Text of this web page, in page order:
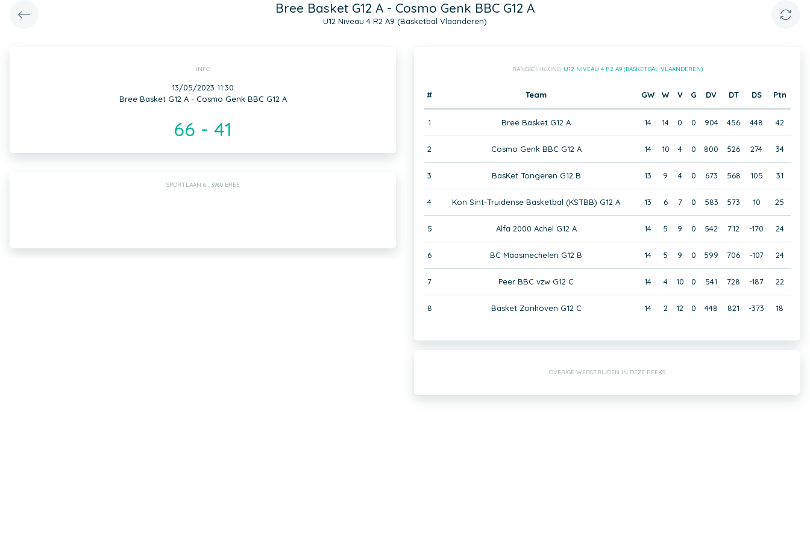
Bree Basket G12 A - Cosmo Genk BBC G12 A
U12 Niveau 4 R2 A9 (Basketbal Vlaanderen)
INFO
13/05/2023 11:30
Bree Basket G12 A - Cosmo Genk BBC G12 A
66 - 41
SPORTLAAN 6 , 3960 BREE
RANGSCHIKKING: U12 NIVEAU 4 R2 A9 (BASKETBAL VLAANDEREN)
# Team GW W V G DV DT DS Ptn
1 Bree Basket G12 A 14 14 0 0 904 456 448 42
2 Cosmo Genk BBC G12 A 14 10 4 0 800 526 274 34
3 BasKet Tongeren G12 B 13 9 4 0 673 568 105 31
4 Kon Sint-Truidense Basketbal (KSTBB) G12 A 13 6 7 0 583 573 10 25
5 Alfa 2000 Achel G12 A 14 5 9 0 542 712 -170 24
6 BC Maasmechelen G12 B 14 5 9 0 599 706 -107 24
7 Peer BBC vzw G12 C 14 4 10 0 541 728 -187 22
8 Basket Zonhoven G12 C 14 2 12 0 448 821 -373 18
OVERIGE WEDSTRIJDEN IN DEZE REEKS